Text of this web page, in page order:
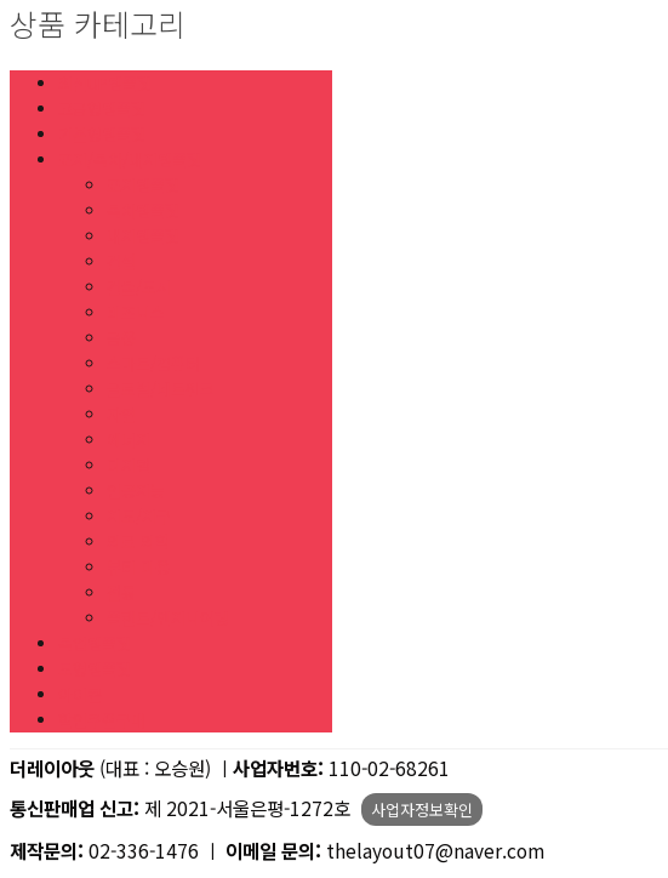
상품 카테고리
더레이아웃 (대표 : 오승원) ㅣ 사업자번호: 110-02-68261
통신판매업 신고: 제 2021-서울은평-1272호 사업자정보확인
제작문의: 02-336-1476 ㅣ 이메일 문의: thelayout07@naver.com